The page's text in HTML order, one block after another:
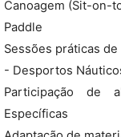
Canoagem (Sit-on-
Paddle
Sessões práticas
- Desportos
Participação de
Específicas